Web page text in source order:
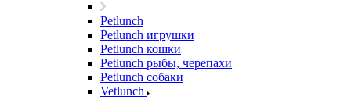
Petlunch
Petlunch игрушки
Petlunch кошки
Petlunch рыбы, черепахи
Petlunch собаки
Vetlunch